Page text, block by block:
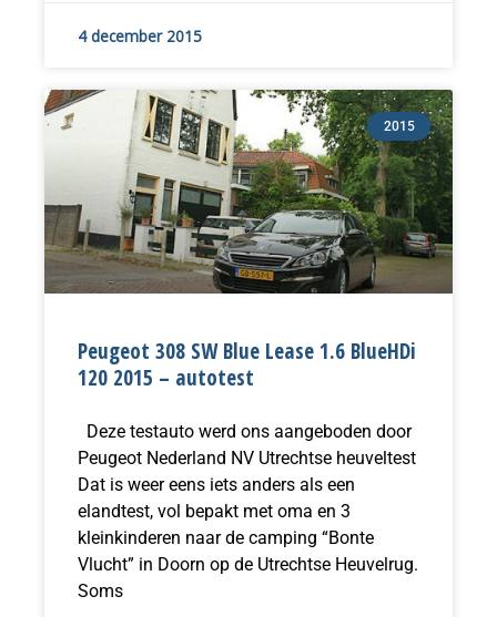
4 december 2015
2015
Peugeot 308 SW Blue Lease 1.6 BlueHDi
120 2015 – autotest
Deze testauto werd ons aangeboden door
Peugeot Nederland NV Utrechtse heuveltest
Dat is weer eens iets anders als een
elandtest, vol bepakt met oma en 3
kleinkinderen naar de camping “Bonte
Vlucht” in Doorn op de Utrechtse Heuvelrug.
Soms